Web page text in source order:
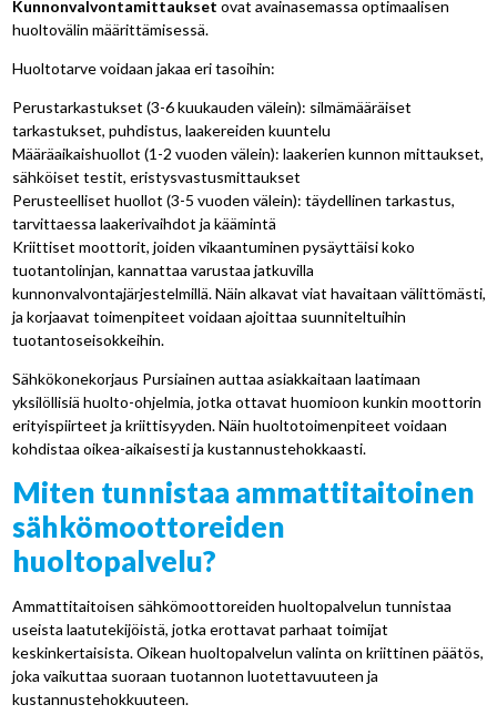
Kunnonvalvontamittaukset ovat avainasemassa optimaalisen
huoltovälin määrittämisessä.
Huoltotarve voidaan jakaa eri tasoihin:
Perustarkastukset (3-6 kuukauden välein): silmämääräiset
tarkastukset, puhdistus, laakereiden kuuntelu
Määräaikaishuollot (1-2 vuoden välein): laakerien kunnon mittaukset,
sähköiset testit, eristysvastusmittaukset
Perusteelliset huollot (3-5 vuoden välein): täydellinen tarkastus,
tarvittaessa laakerivaihdot ja käämintä
Kriittiset moottorit, joiden vikaantuminen pysäyttäisi koko
tuotantolinjan, kannattaa varustaa jatkuvilla
kunnonvalvontajärjestelmillä. Näin alkavat viat havaitaan välittömästi,
ja korjaavat toimenpiteet voidaan ajoittaa suunniteltuihin
tuotantoseisokkeihin.
Sähkökonekorjaus Pursiainen auttaa asiakkaitaan laatimaan
yksilöllisiä huolto-ohjelmia, jotka ottavat huomioon kunkin moottorin
erityispiirteet ja kriittisyyden. Näin huoltotoimenpiteet voidaan
kohdistaa oikea-aikaisesti ja kustannustehokkaasti.
Miten tunnistaa ammattitaitoinen
sähkömoottoreiden
huoltopalvelu?
Ammattitaitoisen sähkömoottoreiden huoltopalvelun tunnistaa
useista laatutekijöistä, jotka erottavat parhaat toimijat
keskinkertaisista. Oikean huoltopalvelun valinta on kriittinen päätös,
joka vaikuttaa suoraan tuotannon luotettavuuteen ja
kustannustehokkuuteen.